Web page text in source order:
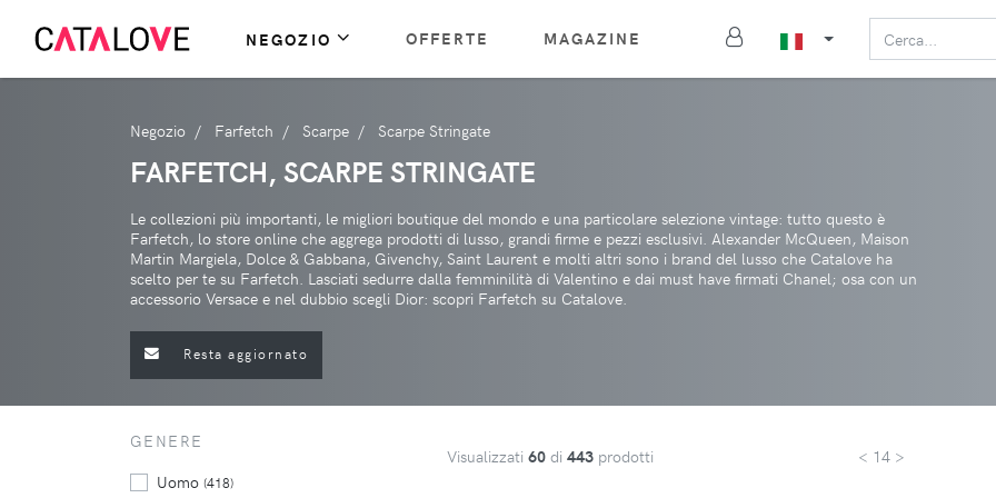
NEGOZIO OFFERTE MAGAZINE
Negozio Farfetch Scarpe Scarpe Stringate
FARFETCH, SCARPE STRINGATE
Le collezioni più importanti, le migliori boutique del mondo e una particolare selezione vintage: tutto questo è
Farfetch, lo store online che aggrega prodotti di lusso, grandi firme e pezzi esclusivi. Alexander McQueen, Maison
Martin Margiela, Dolce & Gabbana, Givenchy, Saint Laurent e molti altri sono i brand del lusso che Catalove ha
scelto per te su Farfetch. Lasciati sedurre dalla femminilità di Valentino e dai must have firmati Chanel; osa con un
accessorio Versace e nel dubbio scegli Dior: scopri Farfetch su Catalove.
Resta aggiornato
Visualizzati 60 di 443 prodotti < 14 >
GENERE
Uomo (418)